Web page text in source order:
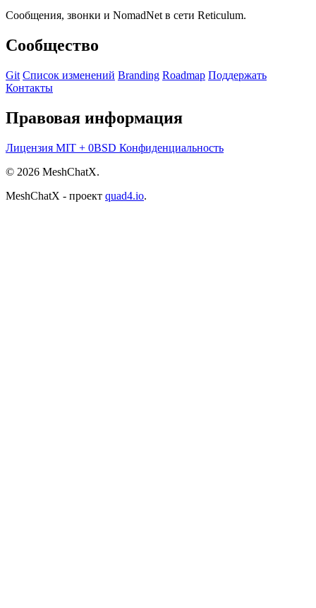
Сообщения, звонки и NomadNet в сети Reticulum.
Сообщество
Git Список изменений Branding Roadmap Поддержать
Контакты
Правовая информация
Лицензия MIT + 0BSD Конфиденциальность
© 2026 MeshChatX.
MeshChatX - проект quad4.io.